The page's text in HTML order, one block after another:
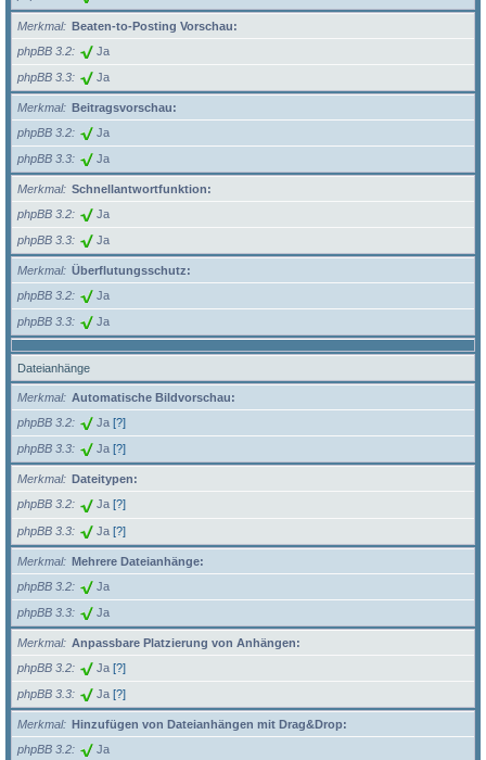
Merkmal
Beaten-to-Posting Vorschau:
phpBB 3.2
Ja
phpBB 3.3 Ja
Merkmal
Beitragsvorschau:
phpBB 3.2
Ja
phpBB 3.3 Ja
Merkmal
Schnellantwortfunktion:
phpBB 3.2
Ja
phpBB 3.3 Ja
Merkmal
Überflutungsschutz:
phpBB 3.2
Ja
phpBB 3.3 Ja
Dateianhänge
Merkmal
Automatische Bildvorschau:
phpBB 3.2
Ja [?]
phpBB 3.3 Ja [?]
Merkmal
Dateitypen:
phpBB 3.2
Ja [?]
phpBB 3.3 Ja [?]
Merkmal
Mehrere Dateianhänge:
phpBB 3.2
Ja
phpBB 3.3 Ja
Merkmal
Anpassbare Platzierung von Anhängen:
phpBB 3.2
Ja [?]
phpBB 3.3 Ja [?]
Merkmal
Hinzufügen von Dateianhängen mit Drag&Drop:
phpBB 3.2
Ja